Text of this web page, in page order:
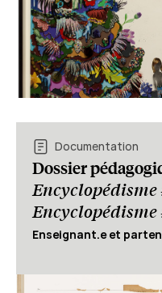
Documentation
Dossier
Encyclopédisme
Encyclopédisme
Enseignant.e et